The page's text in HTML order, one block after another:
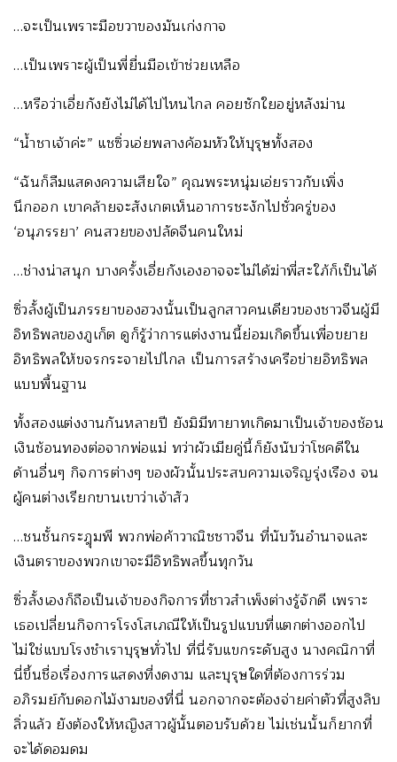
…จะเป็นเพราะมือขวาของมันเก่งกาจ
…เป็นเพราะผู้เป็นพี่ยื่นมือเข้าช่วยเหลือ
…หรือว่าเอี่ยกังยังไม่ได้ไปไหนไกล คอยชักใยอยู่หลังม่าน
“น้ำชาเจ้าค่ะ” แชซิ่วเอ่ยพลางค้อมหัวให้บุรุษทั้งสอง
“ฉันก็ลืมแสดงความเสียใจ” คุณพระหนุ่มเอ่ยราวกับเพิ่ง
นึกออก เขาคล้ายจะสังเกตเห็นอาการชะงักไปชั่วครู่ของ
‘อนุภรรยา’ คนสวยของปลัดจีนคนใหม่
…ช่างน่าสนุก บางครั้งเอี่ยกังเองอาจจะไม่ได้ฆ่าพี่สะใภ้ก็เป็นได้
ซิ่วลั้งผู้เป็นภรรยาของฮวงนั้นเป็นลูกสาวคนเดียวของชาวจีนผู้มี
อิทธิพลของภูเก็ต ดูก็รู้ว่าการแต่งงานนี้ย่อมเกิดขึ้นเพื่อขยาย
อิทธิพลให้ขจรกระจายไปไกล เป็นการสร้างเครือข่ายอิทธิพล
แบบพื้นฐาน
ทั้งสองแต่งงานกันหลายปี ยังมิมีทายาทเกิดมาเป็นเจ้าของช้อน
เงินช้อนทองต่อจากพ่อแม่ ทว่าผัวเมียคู่นี้ก็ยังนับว่าโชคดีใน
ด้านอื่นๆ กิจการต่างๆ ของผัวนั้นประสบความเจริญรุ่งเรือง จน
ผู้คนต่างเรียกขานเขาว่าเจ้าสัว
…ชนชั้นกระฎุมพี พวกพ่อค้าวาณิชชาวจีน ที่นับวันอำนาจและ
เงินตราของพวกเขาจะมีอิทธิพลขึ้นทุกวัน
ซิ่วลั้งเองก็ถือเป็นเจ้าของกิจการที่ชาวสำเพ็งต่างรู้จักดี เพราะ
เธอเปลี่ยนกิจการโรงโสเภณีให้เป็นรูปแบบที่แตกต่างออกไป
ไม่ใช่แบบโรงชำเราบุรุษทั่วไป ที่นี่รับแขกระดับสูง นางคณิกาที่
นี่ขึ้นชื่อเรื่องการแสดงที่งดงาม และบุรุษใดที่ต้องการร่วม
อภิรมย์กับดอกไม้งามของที่นี่ นอกจากจะต้องจ่ายค่าตัวที่สูงลิบ
ลิ่วแล้ว ยังต้องให้หญิงสาวผู้นั้นตอบรับด้วย ไม่เช่นนั้นก็ยากที่
จะได้ดอมดม